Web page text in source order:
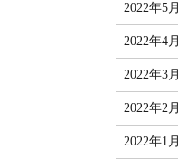
2022年5月
2022年4月
2022年3月
2022年2月
2022年1月